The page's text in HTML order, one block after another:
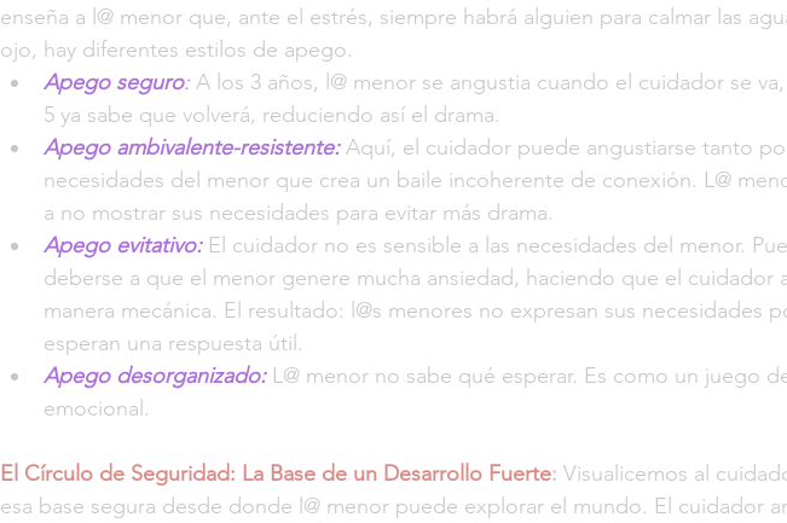
enseña a l@ menor que, ante el estrés, siempre habrá alguien para calmar las
ojo, hay diferentes estilos de apego.
Apego seguro: A los 3 años, l@ menor se angustia cuando el cuidador se
5 ya sabe que volverá, reduciendo así el drama.
Apego ambivalente-resistente: Aquí, el cuidador puede angustiarse tanto
necesidades del menor que crea un baile incoherente de conexión. L@
a no mostrar sus necesidades para evitar más drama.
Apego evitativo: El cuidador no es sensible a las necesidades del menor.
deberse a que el menor genere mucha ansiedad, haciendo que el cuidador
manera mecánica. El resultado: l@s menores no expresan sus necesidades
esperan una respuesta útil.
Apego desorganizado: L@ menor no sabe qué esperar. Es como un juego
emocional.
El Círculo de Seguridad: La Base de un Desarrollo Fuerte: Visualicemos al
esa base segura desde donde l@ menor puede explorar el mundo. El cuidador